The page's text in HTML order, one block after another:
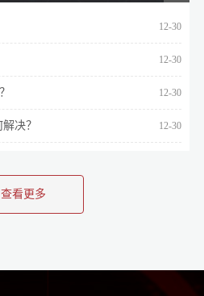
12-30
12-30
12-30
决？ 12-30
查看更多